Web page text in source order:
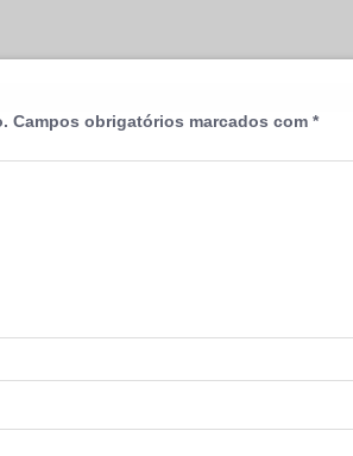
Campos obrigatórios marcados com *